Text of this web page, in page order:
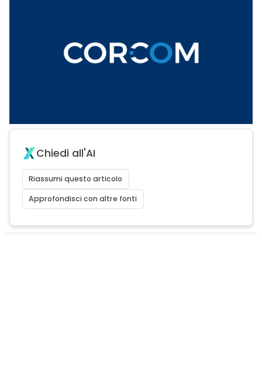
Chiedi all'AI
Riassumi questo articolo
Approfondisci con altre fonti